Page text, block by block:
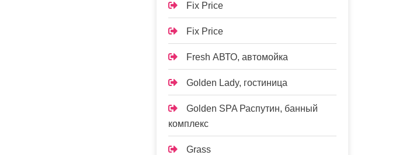
Fix Price
Fix Price
Fresh АВТО, автомойка
Golden Lady, гостиница
Golden SPA Распутин, банный
комплекс
Grass